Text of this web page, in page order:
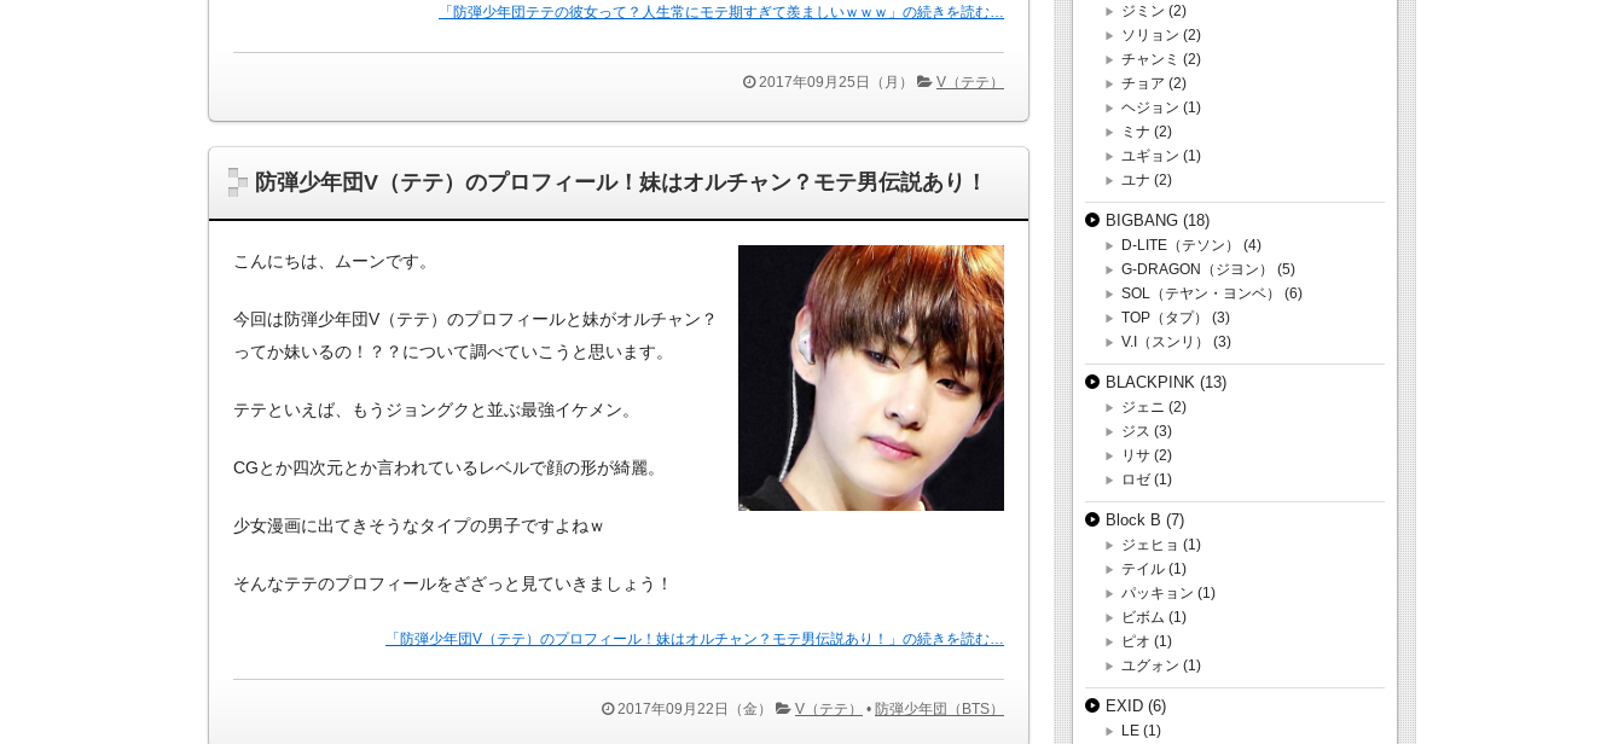
「防弾少年団テテの彼女って？人生常にモテ期すぎて羨ましいｗｗｗ」の続きを読む…
2017年09月25日（月） V（テテ）
防弾少年団V（テテ）のプロフィール！妹はオルチャン？モテ男伝説あり！
こんにちは、ムーンです。
今回は防弾少年団V（テテ）のプロフィールと妹がオルチャン？
ってか妹いるの！？？について調べていこうと思います。
テテといえば、もうジョングクと並ぶ最強イケメン。
CGとか四次元とか言われているレベルで顔の形が綺麗。
少女漫画に出てきそうなタイプの男子ですよねｗ
そんなテテのプロフィールをざざっと見ていきましょう！
「防弾少年団V（テテ）のプロフィール！妹はオルチャン？モテ男伝説あり！」の続きを読む…
2017年09月22日（金） V（テテ） • 防弾少年団（BTS）
ジミン (2)
ソリョン (2)
チャンミ (2)
チョア (2)
ヘジョン (1)
ミナ (2)
ユギョン (1)
ユナ (2)
BIGBANG (18)
D-LITE（テソン）
(4)
G-DRAGON（ジヨン）
(5)
SOL（テヤン・ヨンベ）
(6)
TOP（タプ）
(3)
V.I（スンリ）
(3)
BLACKPINK (13)
ジェニ (2)
ジス (3)
リサ (2)
ロゼ (1)
Block B (7)
ジェヒョ (1)
テイル (1)
パッキョン (1)
ビボム (1)
ピオ (1)
ユグォン (1)
EXID (6)
LE (1)